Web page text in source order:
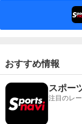
おすすめ情報
スポー
注目のレ